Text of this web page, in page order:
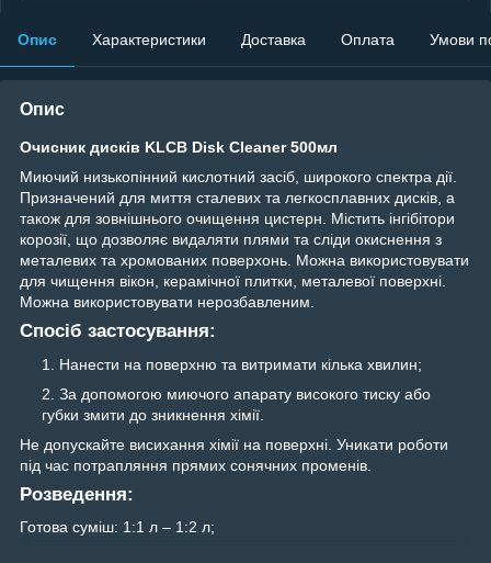
Опис Характеристики Доставка Оплата Умови
Опис
Очисник дисків KLCB Disk Cleaner 500мл
Миючий низькопінний кислотний засіб, широкого спектра дії.
Призначений для миття сталевих та легкосплавних дисків, а
також для зовнішнього очищення цистерн. Містить інгібітори
корозії, що дозволяє видаляти плями та сліди окиснення з
металевих та хромованих поверхонь. Можна використовувати
для чищення вікон, керамічної плитки, металевої поверхні.
Можна використовувати нерозбавленим.
Спосіб застосування:
Нанести на поверхню та витримати кілька хвилин;
За допомогою миючого апарату високого тиску або
губки змити до зникнення хімії.
Не допускайте висихання хімії на поверхні. Уникати роботи
під час потрапляння прямих сонячних променів.
Розведення:
Готова суміш: 1:1 л – 1:2 л;